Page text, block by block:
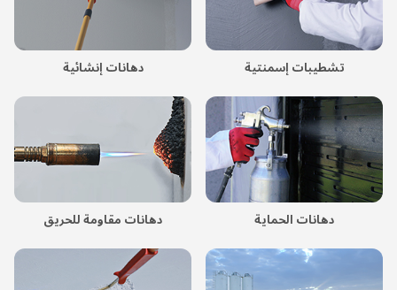
دهانات إنشائية تشطيبات إسمنتية
دهانات مقاومة للحريق دهانات الحماية